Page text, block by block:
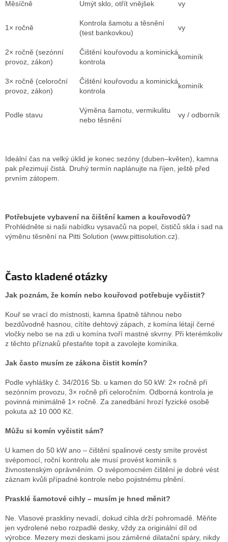
Měsíčně Umýt sklo, otřít vnějšek vy
1× ročně
Kontrola šamotu a těsnění
(test bankovkou)
vy
2× ročně (sezónní
provoz, zákon)
Čištění kouřovodu a kominická
kontrola
kominík
3× ročně (celoroční
provoz, zákon)
Čištění kouřovodu a kominická
kontrola
kominík
Podle stavu
Výměna šamotu, vermikulitu
nebo těsnění
vy / odborník
Ideální čas na velký úklid je konec sezóny (duben–květen), kamna
pak přezimují čistá. Druhý termín naplánujte na říjen, ještě před
prvním zátopem.
Potřebujete vybavení na čištění kamen a kouřovodů?
Prohlédněte si naši nabídku vysavačů na popel, čističů skla i sad na
výměnu těsnění na Pitti Solution (www.pittisolution.cz).
Často kladené otázky
Jak poznám, že komín nebo kouřovod potřebuje vyčistit?
Kouř se vrací do místnosti, kamna špatně táhnou nebo
bezdůvodně hasnou, cítíte dehtový zápach, z komína létají černé
vločky nebo se na zdi u komína tvoří mastné skvrny. Při kterémkoliv
z těchto příznaků přestaňte topit a zavolejte kominíka.
Jak často musím ze zákona čistit komín?
Podle vyhlášky č. 34/2016 Sb. u kamen do 50 kW: 2× ročně při
sezónním provozu, 3× ročně při celoročním. Odborná kontrola je
povinná minimálně 1× ročně. Za zanedbání hrozí fyzické osobě
pokuta až 10 000 Kč.
Můžu si komín vyčistit sám?
U kamen do 50 kW ano – čištění spalinové cesty smíte provést
svépomocí, roční kontrolu ale musí provést kominík s
živnostenským oprávněním. O svépomocném čištění je dobré vést
záznam kvůli případné kontrole nebo pojistnému plnění.
Prasklé šamotové cihly – musím je hned měnit?
Ne. Vlasové praskliny nevadí, dokud cihla drží pohromadě. Měňte
jen vydrolené nebo rozpadlé desky, vždy za originální díl od
výrobce. Mezery mezi deskami jsou záměrné dilatační spáry, nikdy